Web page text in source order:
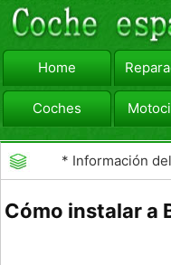
Home
Coches
viajar
* Información
Cómo instalar a